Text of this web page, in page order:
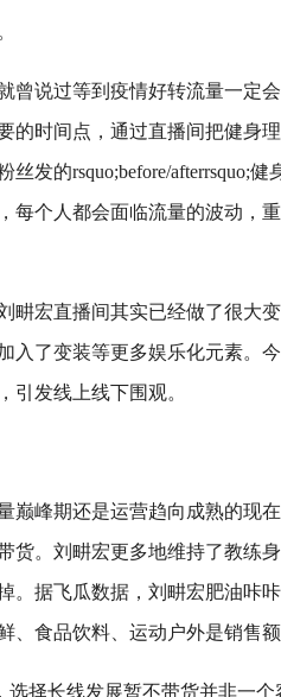
曾说过等到疫情好转流量一定
的时间点，通过直播间把健身
发的rsquo;before/afterrsquo;
每个人都会面临流量的波动，
畊宏直播间其实已经做了很大
入了变装等更多娱乐化元素。
引发线上线下围观。
巅峰期还是运营趋向成熟的现
货。刘畊宏更多地维持了教练
。据飞瓜数据，刘畊宏肥油咔
、食品饮料、运动户外是销售
选择长线发展暂不带货并非一